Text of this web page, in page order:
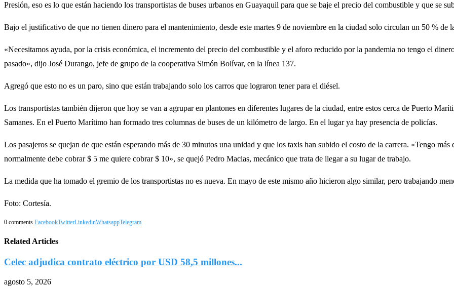
Presión, eso es lo que están haciendo los transportistas de buses urbanos en Guayaquil para que se baje el precio del combustible y que se
Bajo el justificativo de que no tienen dinero para el mantenimiento, desde este martes 9 de noviembre en la ciudad solo circulan un 50 % de
«Necesitamos ayuda, por la crisis económica, el incremento del precio del combustible y el aforo reducido por la pandemia no tengo el
pasado», dijo José Durango, jefe de grupo de la cooperativa Simón Bolívar, en la línea 137.
Agregó que esto no es un paro, sino que están trabajando solo los carros que lograron tener para el diésel.
Los transportistas también dijeron que hoy se van a agrupar en plantones en diferentes lugares de la ciudad, entre estos cerca de Puerto
Samanes. En el Puerto Marítimo han formado tres columnas de buses de un kilómetro de largo. En el lugar ya hay presencia de policías.
Los pasajeros se quejan de que están esperando más de 30 minutos una unidad y que los taxis han subido el costo de la carrera. «Tengo
normalmente debe cobrar $ 5 me quiere cobrar $ 10», se quejó Pedro Macias, mecánico que trata de llegar a su lugar de trabajo.
La medida que ha tomado el gremio de los transportistas no es nueva. En mayo de este mismo año hicieron algo similar, pero trabajando
Foto: Cortesía.
0 comments FacebookTwitterLinkedinWhatsappTelegram
Related Articles
Celec adjudica contrato eléctrico por USD 58,5 millones...
agosto 5, 2026